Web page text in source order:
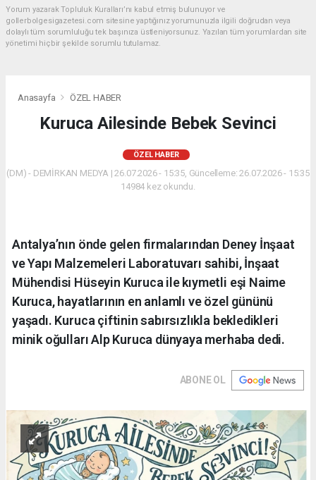
Yorum yazarak Topluluk Kuralları’nı kabul etmiş bulunuyor ve
gollerbolgesigazetesi.com sitesine yaptığınız yorumunuzla ilgili doğrudan veya
dolaylı tüm sorumluluğu tek başınıza üstleniyorsunuz. Yazılan tüm yorumlardan site
yönetimi hiçbir şekilde sorumlu tutulamaz.
Anasayfa ÖZEL HABER
Kuruca Ailesinde Bebek Sevinci
ÖZEL HABER
(DM) - DEMİRKAN MEDYA | 26.07.2026 - 15:35, Güncelleme: 26.07.2026 - 15:35
14984 kez okundu.
Antalya’nın önde gelen firmalarından Deney İnşaat
ve Yapı Malzemeleri Laboratuvarı sahibi, İnşaat
Mühendisi Hüseyin Kuruca ile kıymetli eşi Naime
Kuruca, hayatlarının en anlamlı ve özel gününü
yaşadı. Kuruca çiftinin sabırsızlıkla bekledikleri
minik oğulları Alp Kuruca dünyaya merhaba dedi.
ABONE OL